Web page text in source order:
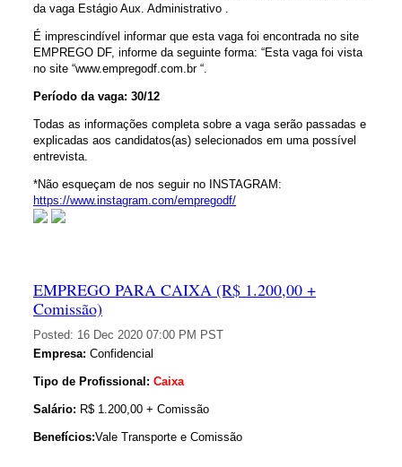
da vaga Estágio Aux. Administrativo .
É imprescindível informar que esta vaga foi encontrada no site
EMPREGO DF, informe da seguinte forma: “Esta vaga foi vista
no site “www.empregodf.com.br “.
Período da vaga: 30/12
Todas as informações completa sobre a vaga serão passadas e
explicadas aos candidatos(as) selecionados em uma possível
entrevista.
*Não esqueçam de nos seguir no INSTAGRAM:
https://www.instagram.com/empregodf/
EMPREGO PARA CAIXA (R$ 1.200,00 +
Comissão)
Posted: 16 Dec 2020 07:00 PM PST
Empresa: Confidencial
Tipo de Profissional: Caixa
Salário: R$ 1.200,00 + Comissão
Benefícios:Vale Transporte e Comissão